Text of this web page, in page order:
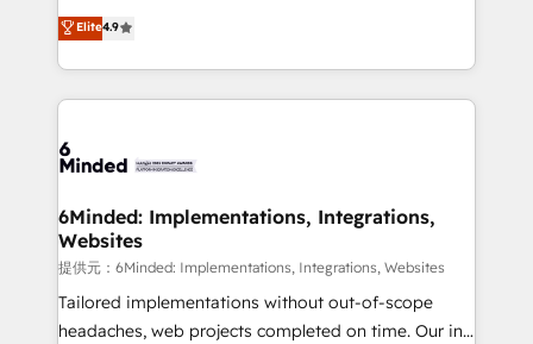
technology for integrations • Multilingual team:
English, Spanish, Portuguese & Italian 👉 Grow
smarter with AI and HubSpot.
healthcare, real estate, and other industries. With
150+ HubSpot-certified experts, we deliver scalable
solutions to complex GTM and RevOps challenges.
Our Expertise 🔹 Onboarding & Implementation:
tailored to your GTM motion. 🔹 Migrations:
from other CRMs to HubSpot without data loss or
downtime. 🔹 RevOps Strategy: Align teams,
processes, and data to drive revenue efficiency. 🔹
Integrations: Connect HubSpot with your tech stack
for better adoption. 🔹 Custom Solutions: Build
Elite4.9
6Minded: Implementations, Integrations,
Websites
提供元：6Minded: Implementations, Integrations, Websites
Tailored implementations without out-of-scope
headaches, web projects completed on time. Our in-